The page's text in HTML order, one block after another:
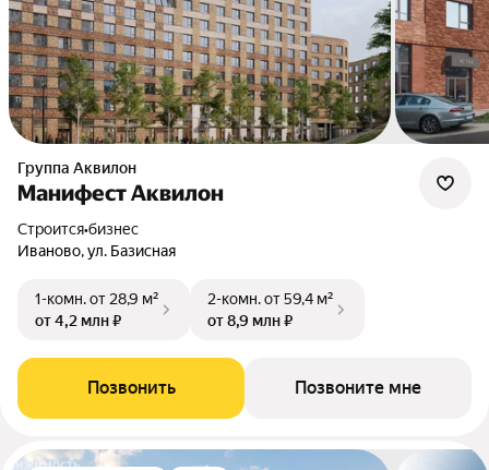
Группа Аквилон
Манифест Аквилон
Строится•бизнес
Иваново, ул. Базисная
1-комн.от 28,9 м²
от 4,2 млн ₽
2-комн.от 59,4 м²
от 8,9 млн ₽
Позвонить Позвоните мне